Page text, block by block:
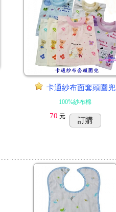
卡通紗布面套頭圍兜
100%紗布棉
70 元 訂購